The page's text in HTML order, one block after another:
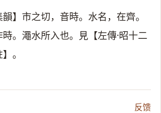
韻】市之切，音時。水名，在齊。
時。澠水所入也。見【左傳·昭十二
。
反馈